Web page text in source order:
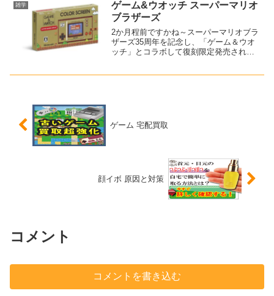
で、文具がいいかな・・・色...
雑学
ゲーム&ウオッチ スーパーマリオ
ブラザーズ
2か月程前ですかね～スーパーマリオブラ
ザーズ35周年を記念し、「ゲーム＆ウオ
ッチ」とコラボして復刻限定発売される
ゲーム 宅配買取
顔イボ 原因と対策
コメント
コメントを書き込む